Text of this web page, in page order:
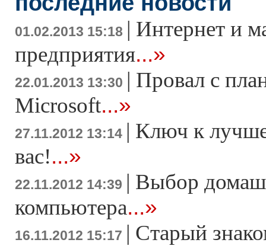
01.02.2013 15:18 | Интернет и
предприятия...»
22.01.2013 13:30 | Провал с
Microsoft...»
27.11.2012 13:14 | Ключ к
вас!...»
22.11.2012 14:39 | Выбор
компьютера...»
16.11.2012 15:17 | Старый